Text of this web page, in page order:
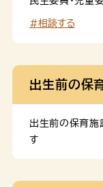
し、身近な情報
#相談する
出生前の保
出生前の保育施
す